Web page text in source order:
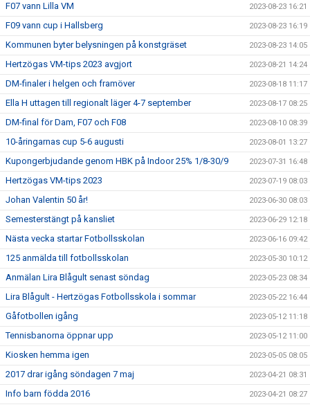
F07 vann Lilla VM 2023-08-23 16:21
F09 vann cup i Hallsberg 2023-08-23 16:19
Kommunen byter belysningen på konstgräset 2023-08-23 14:05
Hertzögas VM-tips 2023 avgjort 2023-08-21 14:24
DM-finaler i helgen och framöver 2023-08-18 11:17
Ella H uttagen till regionalt läger 4-7 september 2023-08-17 08:25
DM-final för Dam, F07 och F08 2023-08-10 08:39
10-åringarnas cup 5-6 augusti 2023-08-01 13:27
Kupongerbjudande genom HBK på Indoor 25% 1/8-30/9 2023-07-31 16:48
Hertzögas VM-tips 2023 2023-07-19 08:03
Johan Valentin 50 år! 2023-06-30 08:03
Semesterstängt på kansliet 2023-06-29 12:18
Nästa vecka startar Fotbollsskolan 2023-06-16 09:42
125 anmälda till fotbollsskolan 2023-05-30 10:12
Anmälan Lira Blågult senast söndag 2023-05-23 08:34
Lira Blågult - Hertzögas Fotbollsskola i sommar 2023-05-22 16:44
Gåfotbollen igång 2023-05-12 11:18
Tennisbanorna öppnar upp 2023-05-12 11:00
Kiosken hemma igen 2023-05-05 08:05
2017 drar igång söndagen 7 maj 2023-04-21 08:31
Info barn födda 2016 2023-04-21 08:27